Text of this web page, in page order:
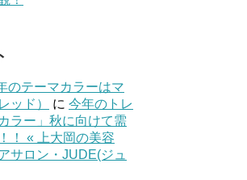
のテーマカラーはマ
ッド）
に 今年のトレ
ラー」秋に向けて需
！ « 上大岡の美容
サロン・JUDE(ジュ